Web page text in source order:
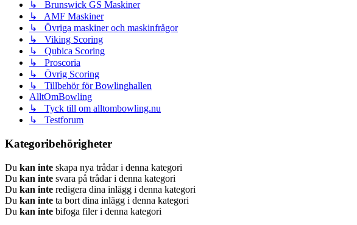
↳ Brunswick GS Maskiner
↳ AMF Maskiner
↳ Övriga maskiner och maskinfrågor
↳ Viking Scoring
↳ Qubica Scoring
↳ Proscoria
↳ Övrig Scoring
↳ Tillbehör för Bowlinghallen
AlltOmBowling
↳ Tyck till om alltombowling.nu
↳ Testforum
Kategoribehörigheter
Du kan inte skapa nya trådar i denna kategori
Du kan inte svara på trådar i denna kategori
Du kan inte redigera dina inlägg i denna kategori
Du kan inte ta bort dina inlägg i denna kategori
Du kan inte bifoga filer i denna kategori